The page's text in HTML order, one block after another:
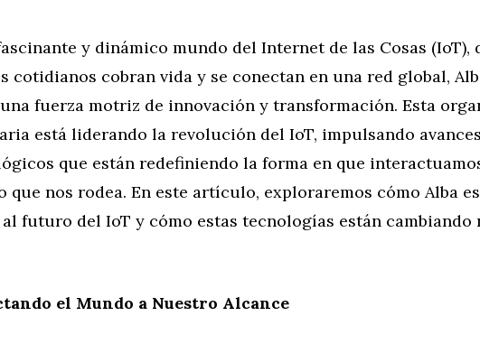
y dinámico mundo del Internet de las Cosas (IoT),
cotidianos cobran vida y se conectan en una red global,
fuerza motriz de innovación y transformación. Esta
está liderando la revolución del IoT, impulsando avances
que están redefiniendo la forma en que
que nos rodea. En este artículo, exploraremos cómo Alba
futuro del IoT y cómo estas tecnologías están cambiando
el Mundo a Nuestro Alcance